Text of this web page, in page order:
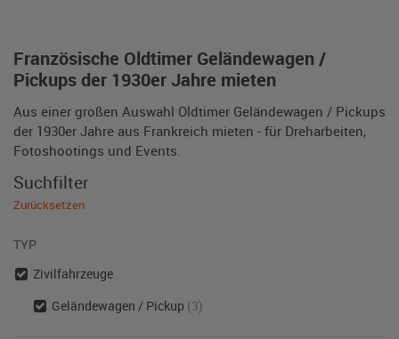
Französische Oldtimer Geländewagen /
Pickups der 1930er Jahre mieten
Aus einer großen Auswahl Oldtimer Geländewagen / Pickups
der 1930er Jahre aus Frankreich mieten - für Dreharbeiten,
Fotoshootings und Events.
Suchfilter
Zurücksetzen
TYP
Zivilfahrzeuge
Geländewagen / Pickup (3)